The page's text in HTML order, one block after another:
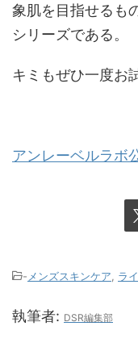
象肌を目指せるも
シリーズである。
キミもぜひ一度お
アンレーベルラボ
- メンズスキンケア ラ
執筆者: DSR編集部